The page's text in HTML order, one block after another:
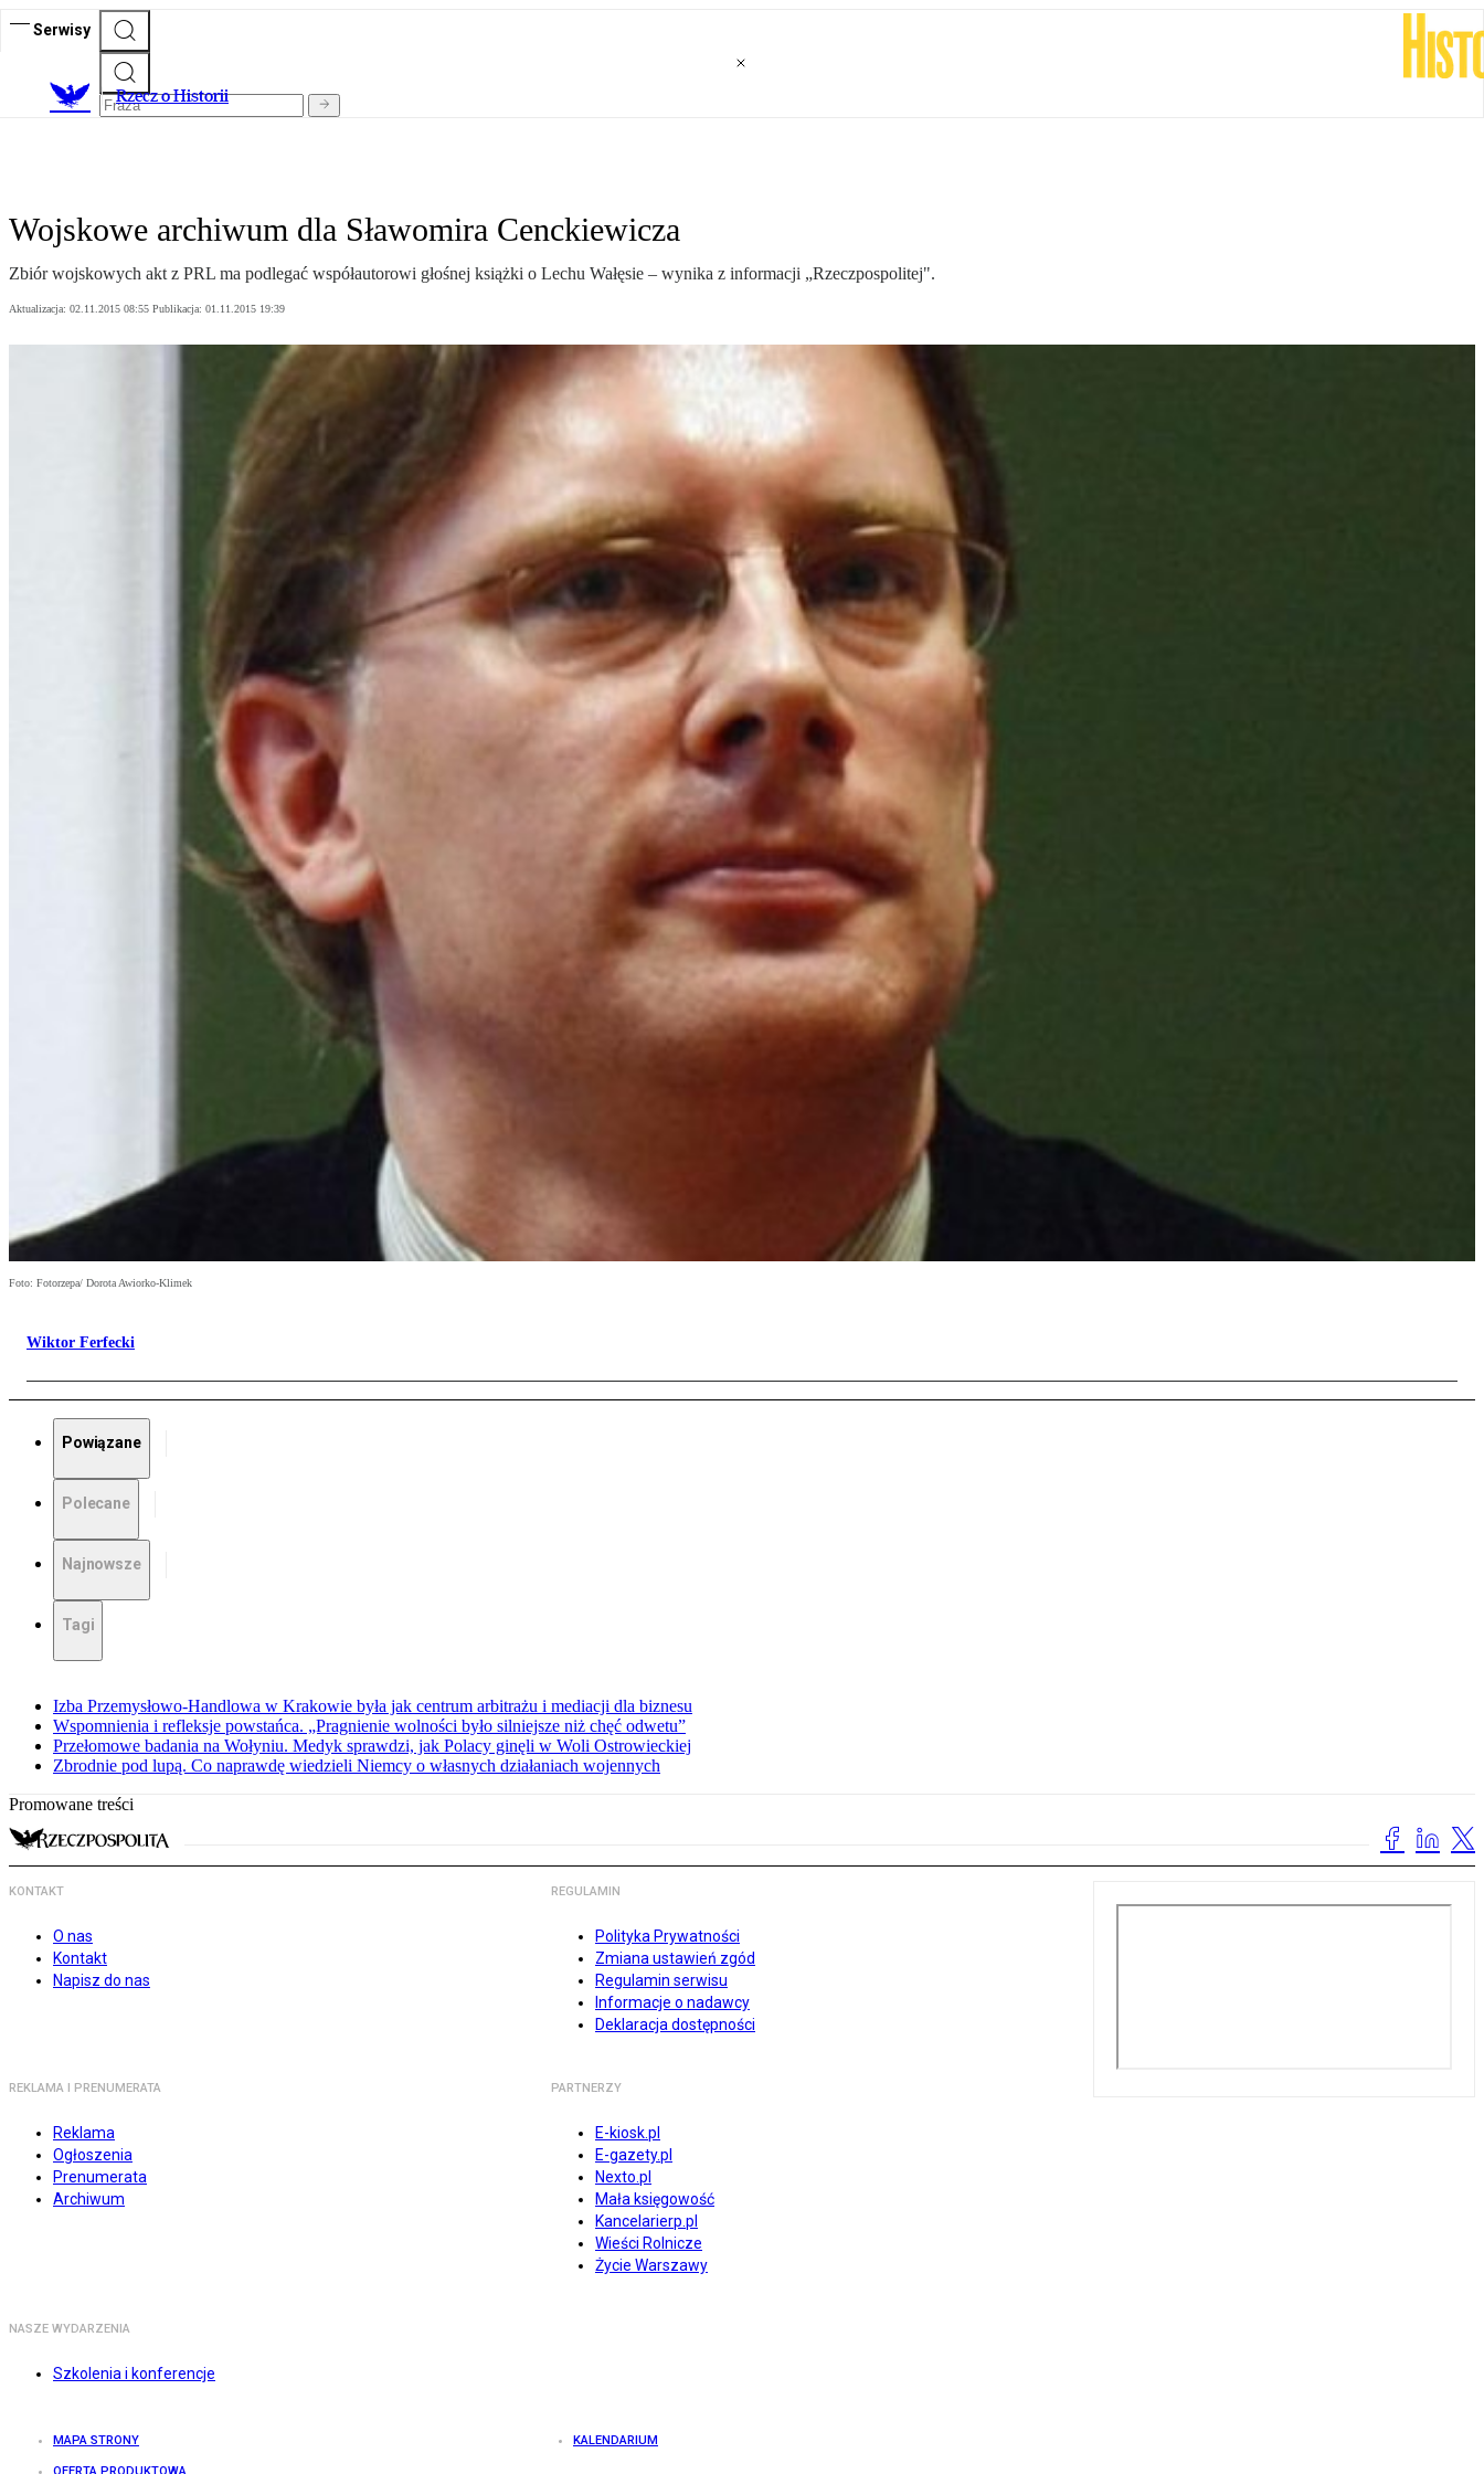
Serwisy
Rzecz o Historii
Wojskowe archiwum dla Sławomira Cenckiewicza
Zbiór wojskowych akt z PRL ma podlegać współautorowi głośnej książki o Lechu Wałęsie – wynika z informacji „Rzeczpospolitej".
Aktualizacja: 02.11.2015 08:55 Publikacja: 01.11.2015 19:39
Foto: Fotorzepa/ Dorota Awiorko-Klimek
Wiktor Ferfecki
Powiązane
Polecane
Najnowsze
Tagi
Izba Przemysłowo-Handlowa w Krakowie była jak centrum arbitrażu i mediacji dla biznesu
Wspomnienia i refleksje powstańca. „Pragnienie wolności było silniejsze niż chęć odwetu”
Przełomowe badania na Wołyniu. Medyk sprawdzi, jak Polacy ginęli w Woli Ostrowieckiej
Zbrodnie pod lupą. Co naprawdę wiedzieli Niemcy o własnych działaniach wojennych
Promowane treści
KONTAKT
O nas
Kontakt
Napisz do nas
REGULAMIN
Polityka Prywatności
Zmiana ustawień zgód
Regulamin serwisu
Informacje o nadawcy
Deklaracja dostępności
REKLAMA I PRENUMERATA
Reklama
Ogłoszenia
Prenumerata
Archiwum
PARTNERZY
E-kiosk.pl
E-gazety.pl
Nexto.pl
Mała księgowość
Kancelarierp.pl
Wieści Rolnicze
Życie Warszawy
NASZE WYDARZENIA
Szkolenia i konferencje
MAPA STRONY KALENDARIUM